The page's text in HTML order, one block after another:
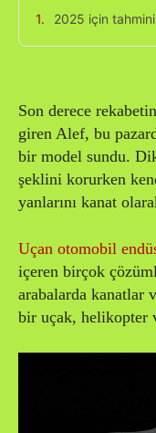
2025 için
Son derece
giren Alef, bu
bir model sundu.
şeklini korurken
yanlarını kanat
Uçan otomobil
içeren birçok
arabalarda kanatlar
bir uçak, helikopter